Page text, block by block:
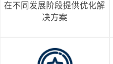
在不同发展阶段提供优化解
决方案